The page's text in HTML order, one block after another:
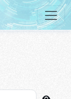
電子資